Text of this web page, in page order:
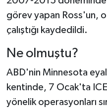
görev yapan Ross'un,
çalıştığı kaydedildi.
Ne olmuştu?
ABD'nin Minnesota
kentinde, 7 Ocak'ta
yönelik operasyonları